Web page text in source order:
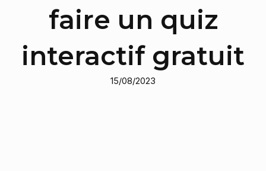
faire un quiz
interactif gratuit
15/08/2023